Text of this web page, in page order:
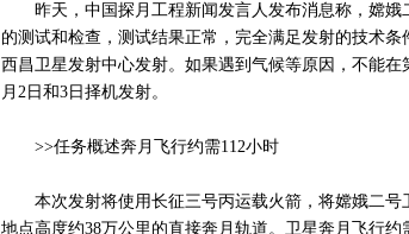
昨天，中国探月工程新闻发言人发布消息称，嫦娥
的测试和检查，测试结果正常，完全满足发射的技术条
西昌卫星发射中心发射。如果遇到气候等原因，不能在
月2日和3日择机发射。
>>任务概述奔月飞行约需112小时
本次发射将使用长征三号丙运载火箭，将嫦娥二号
地点高度约38万公里的直接奔月轨道。卫星奔月飞行约